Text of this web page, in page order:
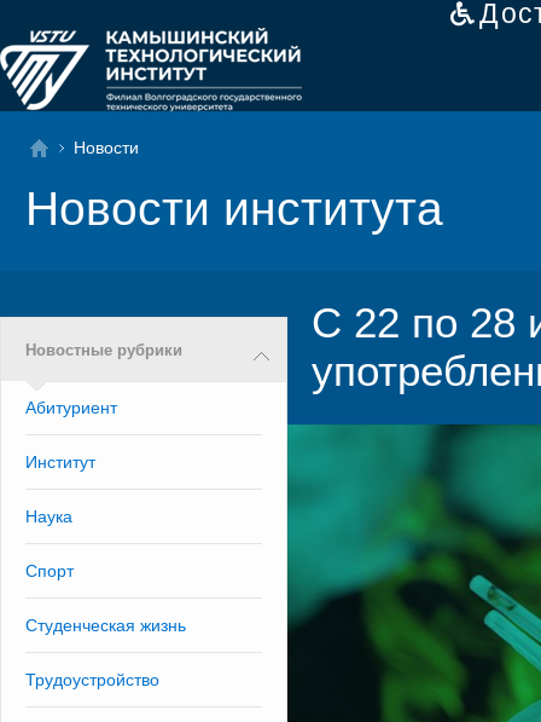
Новости
Новости института
Новостные рубрики
Абитуриент
Институт
Наука
Спорт
Студенческая жизнь
Трудоустройство
С 22 по 28